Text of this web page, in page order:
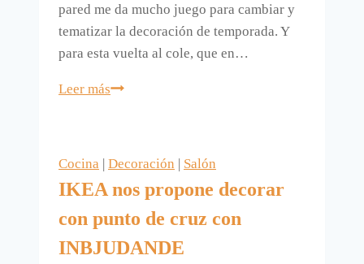
pared me da mucho juego para cambiar y
tematizar la decoración de temporada. Y
para esta vuelta al cole, que en…
Leer másPizarra
de
letras.
Cocina | Decoración | Salón
IKEA nos propone decorar
con punto de cruz con
INBJUDANDE